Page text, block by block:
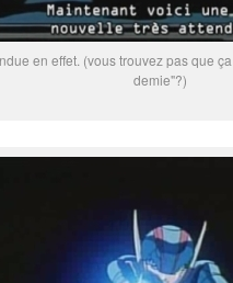
en effet. (vous trouvez pas que
demie"?)